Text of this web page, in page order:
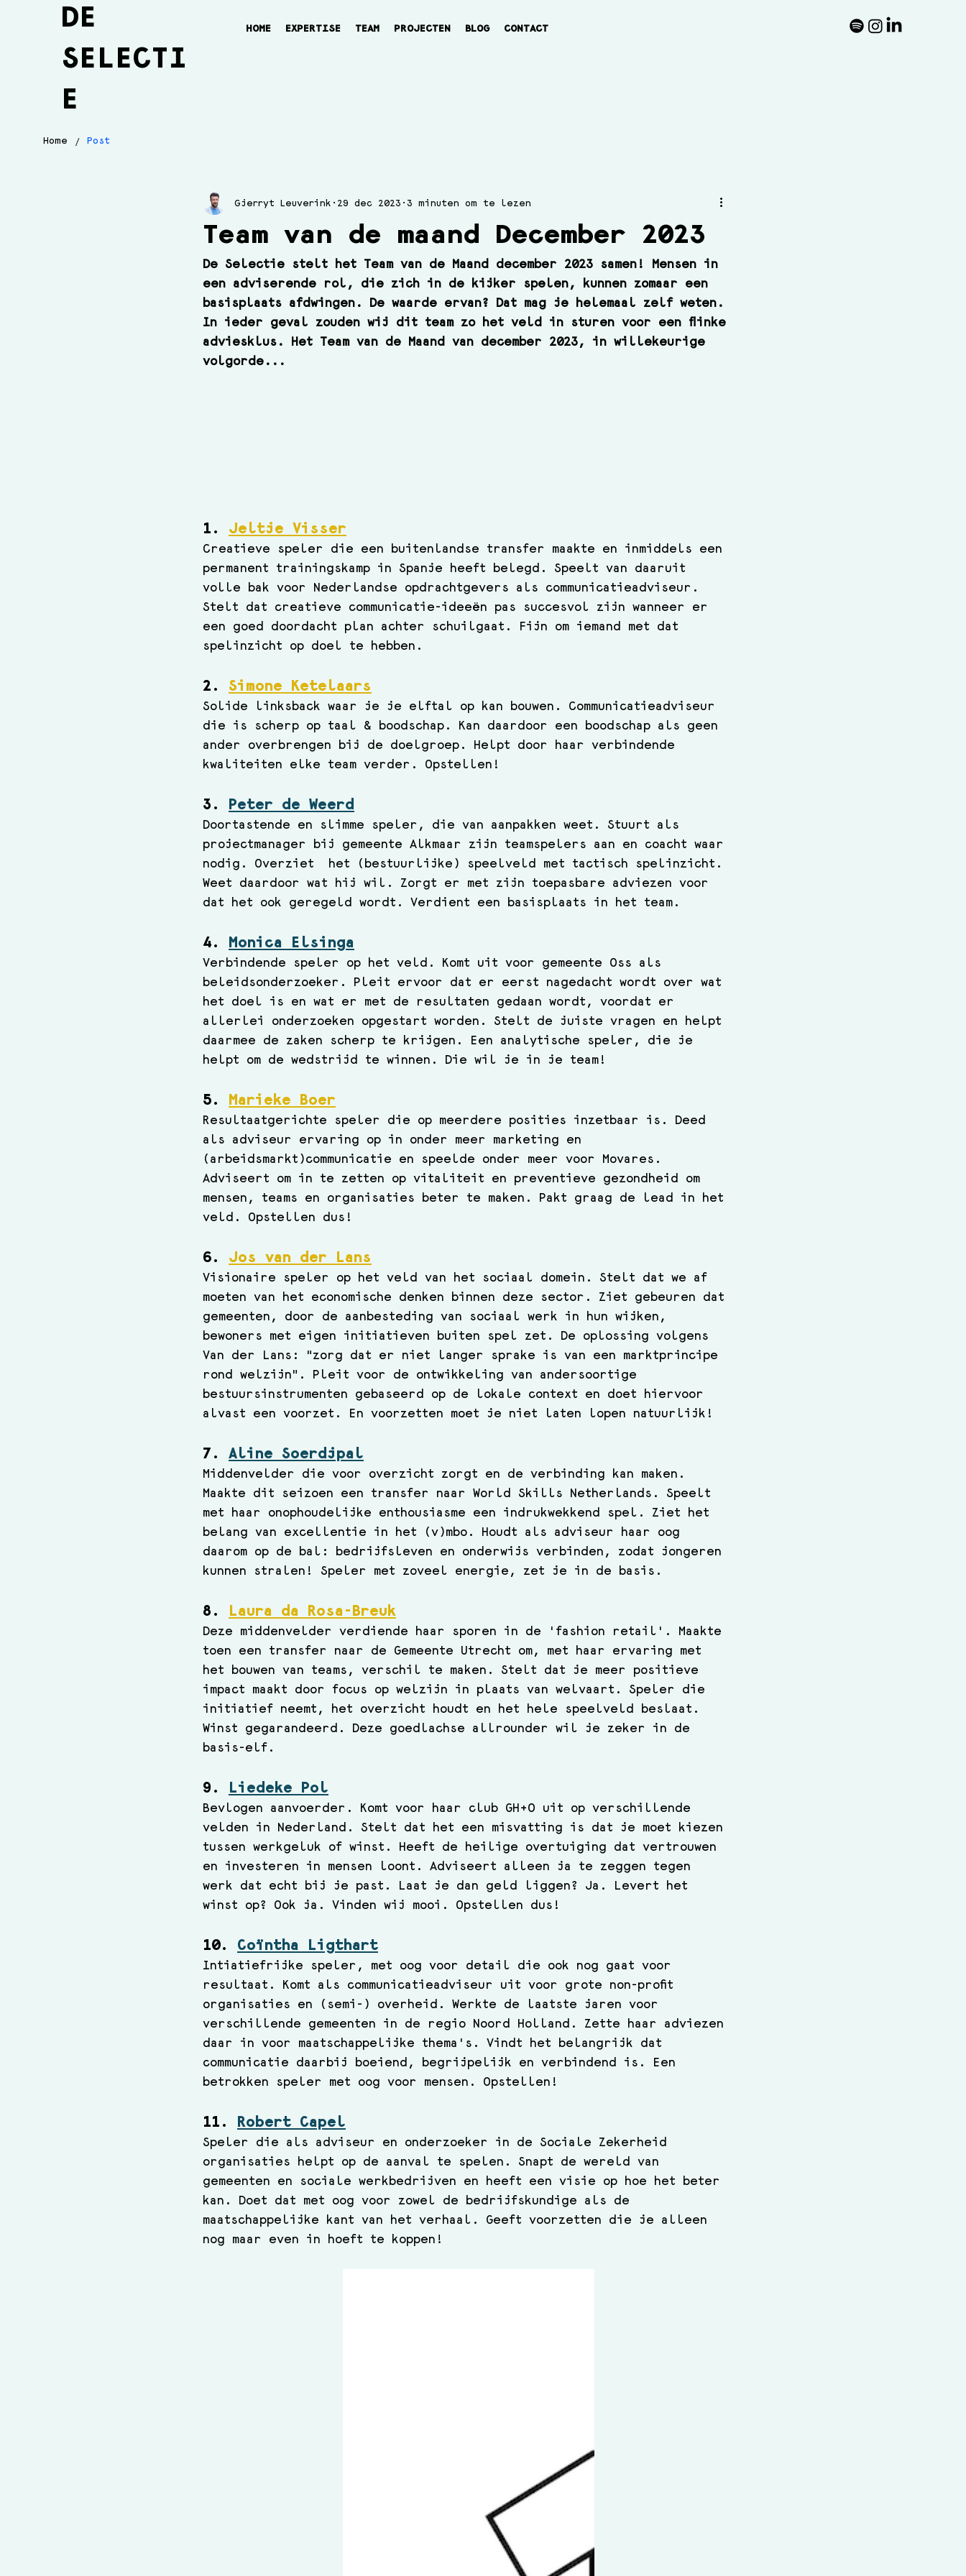
DE
SELECTI
E
HOME EXPERTISE TEAM PROJECTEN BLOG CONTACT
Home / Post
Team van de maand December 2023
Gjerryt Leuverink 29 dec 2023 3 minuten om te lezen
De Selectie stelt het Team van de Maand december 2023 samen! Mensen in
een adviserende rol, die zich in de kijker spelen, kunnen zomaar een
basisplaats afdwingen. De waarde ervan? Dat mag je helemaal zelf weten.
In ieder geval zouden wij dit team zo het veld in sturen voor een flinke
adviesklus. Het Team van de Maand van december 2023, in willekeurige
volgorde...
1. Jeltje Visser
Creatieve speler die een buitenlandse transfer maakte en inmiddels een
permanent trainingskamp in Spanje heeft belegd. Speelt van daaruit
volle bak voor Nederlandse opdrachtgevers als communicatieadviseur.
Stelt dat creatieve communicatie-ideeën pas succesvol zijn wanneer er
een goed doordacht plan achter schuilgaat. Fijn om iemand met dat
spelinzicht op doel te hebben.
2. Simone Ketelaars
Solide linksback waar je je elftal op kan bouwen. Communicatieadviseur
die is scherp op taal & boodschap. Kan daardoor een boodschap als geen
ander overbrengen bij de doelgroep. Helpt door haar verbindende
kwaliteiten elke team verder. Opstellen!
3. Peter de Weerd
Doortastende en slimme speler, die van aanpakken weet. Stuurt als
projectmanager bij gemeente Alkmaar zijn teamspelers aan en coacht waar
nodig. Overziet  het (bestuurlijke) speelveld met tactisch spelinzicht.
Weet daardoor wat hij wil. Zorgt er met zijn toepasbare adviezen voor
dat het ook geregeld wordt. Verdient een basisplaats in het team.
4. Monica Elsinga
Verbindende speler op het veld. Komt uit voor gemeente Oss als
beleidsonderzoeker. Pleit ervoor dat er eerst nagedacht wordt over wat
het doel is en wat er met de resultaten gedaan wordt, voordat er
allerlei onderzoeken opgestart worden. Stelt de juiste vragen en helpt
daarmee de zaken scherp te krijgen. Een analytische speler, die je
helpt om de wedstrijd te winnen. Die wil je in je team !
5. Marieke Boer
Resultaatgerichte speler die op meerdere posities inzetbaar is. Deed
als adviseur ervaring op in onder meer marketing en
(arbeidsmarkt)communicatie en speelde onder meer voor Movares.
Adviseert om in te zetten op vitaliteit en preventieve gezondheid om
mensen, teams en organisaties beter te maken. Pakt graag de lead in het
veld. Opstellen dus!
6. Jos van der Lans
Visionaire speler op het veld van het sociaal domein. Stelt dat we af
moeten van het economische denken binnen deze sector. Ziet gebeuren dat
gemeenten, door de aanbesteding van sociaal werk in hun wijken,
bewoners met eigen initiatieven buiten spel zet. De oplossing volgens
Van der Lans: "zorg dat er niet langer sprake is van een marktprincipe
rond welzijn". Pleit voor de ontwikkeling van andersoortige
bestuursinstrumenten gebaseerd op de lokale context en doet hiervoor
alvast een voorzet. En voorzetten moet je niet laten lopen natuurlijk!
7. Aline Soerdjpal
Middenvelder die voor overzicht zorgt en de verbinding kan maken.
Maakte dit seizoen een transfer naar World Skills Netherlands. Speelt
met haar onophoudelijke enthousiasme een indrukwekkend spel. Ziet het
belang van excellentie in het (v)mbo. Houdt als adviseur haar oog
daarom op de bal: bedrijfsleven en onderwijs verbinden, zodat jongeren
kunnen stralen! Speler met zoveel energie, zet je in de basis.
8. Laura da Rosa-Breuk
Deze middenvelder verdiende haar sporen in de 'fashion retail'. Maakte
toen een transfer naar de Gemeente Utrecht om, met haar ervaring met
het bouwen van teams, verschil te maken. Stelt dat je meer positieve
impact maakt door focus op welzijn in plaats van welvaart. Speler die
initiatief neemt, het overzicht houdt en het hele speelveld beslaat.
Winst gegarandeerd. Deze goedlachse allrounder wil je zeker in de
basis-elf.
9. Liedeke Pol
Bevlogen aanvoerder. Komt voor haar club GH+O uit op verschillende
velden in Nederland. Stelt dat het een misvatting is dat je moet kiezen
tussen werkgeluk of winst. Heeft de heilige overtuiging dat vertrouwen
en investeren in mensen loont. Adviseert alleen ja te zeggen tegen
werk dat echt bij je past. Laat je dan geld liggen? Ja. Levert het
winst op? Ook ja. Vinden wij mooi. Opstellen dus!
10. Coïntha Ligthart
Intiatiefrijke speler, met oog voor detail die ook nog gaat voor
resultaat. Komt als communicatieadviseur uit voor grote non-profit
organisaties en (semi-) overheid. Werkte de laatste jaren voor
verschillende gemeenten in de regio Noord Holland. Zette haar adviezen
daar in voor maatschappelijke thema's. Vindt het belangrijk dat
communicatie daarbij boeiend, begrijpelijk en verbindend is. Een
betrokken speler met oog voor mensen. Opstellen!
11. Robert Capel
Speler die als adviseur en onderzoeker in de Sociale Zekerheid
organisaties helpt op de aanval te spelen. Snapt de wereld van
gemeenten en sociale werkbedrijven en heeft een visie op hoe het beter
kan. Doet dat met oog voor zowel de bedrijfskundige als de
maatschappelijke kant van het verhaal. Geeft voorzetten die je alleen
nog maar even in hoeft te koppen!